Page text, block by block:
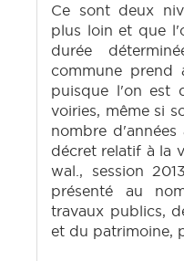
Ce sont deux
plus loin et que
durée
commune prend
puisque l'on est
voiries, même si
nombre
décret relatif à la
wal., session
présenté au
travaux publics,
et du patrimoine,